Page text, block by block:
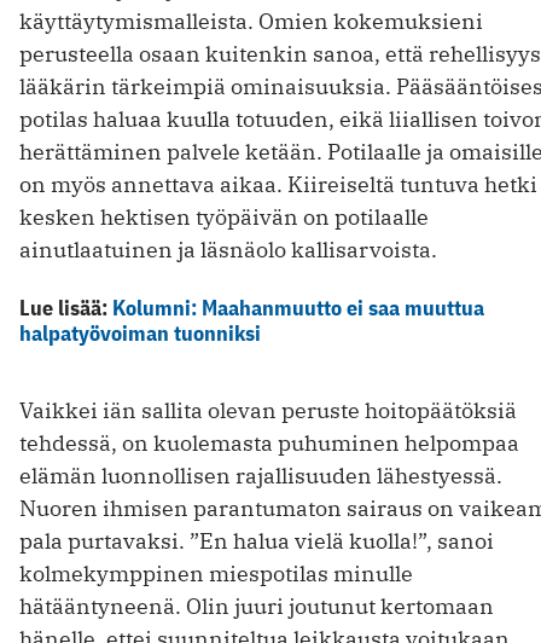
käyttäytymismalleista. Omien kokemuksieni
perusteella osaan kuitenkin sanoa, että
lääkärin tärkeimpiä ominaisuuksia.
potilas haluaa kuulla totuuden, eikä liiallisen
herättäminen palvele ketään. Potilaalle ja
on myös annettava aikaa. Kiireiseltä tuntuva hetki
kesken hektisen työpäivän on potilaalle
ainutlaatuinen ja läsnäolo kallisarvoista.
Lue lisää: Kolumni: Maahanmuutto ei saa muuttua
halpatyövoiman tuonniksi
Vaikkei iän sallita olevan peruste hoitopäätöksiä
tehdessä, on kuolemasta puhuminen helpompaa
elämän luonnollisen rajallisuuden lähestyessä.
Nuoren ihmisen parantumaton sairaus on
pala purtavaksi. ”En halua vielä kuolla!”, sanoi
kolmekymppinen miespotilas minulle
hätääntyneenä. Olin juuri joutunut kertomaan